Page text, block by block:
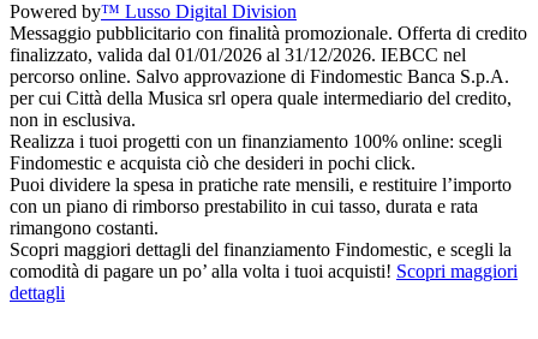
Powered by™ Lusso Digital Division
Messaggio pubblicitario con finalità promozionale. Offerta di credito
finalizzato, valida dal 01/01/2026 al 31/12/2026. IEBCC nel
percorso online. Salvo approvazione di Findomestic Banca S.p.A.
per cui Città della Musica srl opera quale intermediario del credito,
non in esclusiva.
Realizza i tuoi progetti con un finanziamento 100% online: scegli
Findomestic e acquista ciò che desideri in pochi click.
Puoi dividere la spesa in pratiche rate mensili, e restituire l’importo
con un piano di rimborso prestabilito in cui tasso, durata e rata
rimangono costanti.
Scopri maggiori dettagli del finanziamento Findomestic, e scegli la
comodità di pagare un po’ alla volta i tuoi acquisti! Scopri maggiori
dettagli